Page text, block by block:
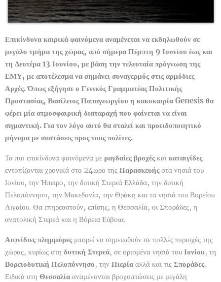
Επικίνδυνα καιρικά φαινόμενα αναμένεται να εκδηλωθούν σε
μεγάλο τμήμα της χώρας, από σήμερα Πέμπτη 9 Ιουνίου έως και
τη Δευτέρα 13 Ιουνίου, με βάση την τελευταία πρόγνωση της
ΕΜΥ, με αποτέλεσμα να σημάνει συναγερμός στις αρμόδιες
Αρχές. Όπως εξήγησε ο Γενικός Γραμματέας Πολιτικής
Προστασίας, Βασίλειος Παπαγεωργίου η κακοκαιρία Genesis θα
φέρει μία ατμοσφαιρική διαταραχή που φαίνεται να είναι
σημαντική. Για τον λόγο αυτό θα σταλεί και προειδοποιητικό
μήνυμα με συστάσεις προς τους πολίτες.
Τα πιο επικίνδυνα φαινόμενα με ραγδαίες βροχές και καταιγίδες
εντοπίζονται χρονικά στο 24ωρο της Παρασκευής στα νησιά του
Ιονίου, την Ήπειρο, την δυτική Στερεά Ελλάδα, την δυτική
Πελοπόννησο, την Μακεδονία, την Θράκη και τα νησιά του Βορείου
Αιγαίου. Θα επηρεαστούν, επίσης, η Θεσσαλία, οι Σποράδες, η
ανατολική Στερεά και η Βόρεια Εύβοια.
Αιφνίδιες πλημμύρες μπορεί να σημειωθούν σε πολλές περιοχές της
χώρας, κυρίως στη δυτική Στερεά, σε ορισμένα νησιά του Ιονίου, τη
Βορειοδυτική Πελοπόννησο, την Πιερία αλλά και τις Σποράδες.
Ειδικά στη Θεσσαλία αναμένονται βροχοπτώσεις με μεγάλη